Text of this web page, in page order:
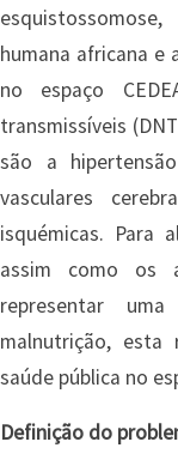
humana africana e
no espaço
transmissíveis
são a
vasculares
isquémicas. Para
assim como os
representar
malnutrição, esta
saúde pública no
Definição do